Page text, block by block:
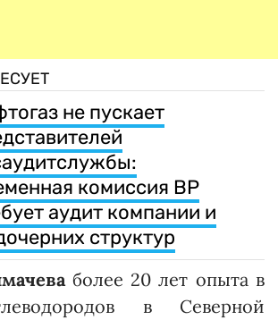
не пускает
комиссия ВР
аудит компании и
структур
более 20 лет опыта в
в Северной